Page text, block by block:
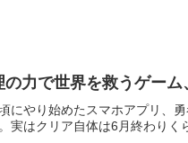
の力で世界を救うゲー
にやり始めたスマホアプリ、
実はクリア自体は6月終わりく